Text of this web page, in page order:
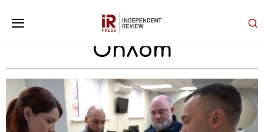
Оплот